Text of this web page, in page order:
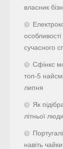
власник
сучасного
Сфінкс
топ-5
липня
Як
літньої
навіть